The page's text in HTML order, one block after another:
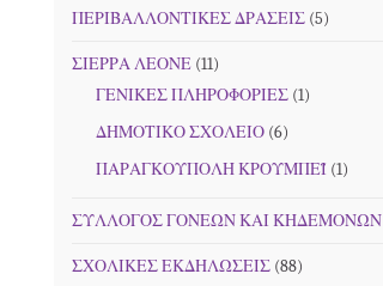
ΠΕΡΙΒΑΛΛΟΝΤΙΚΕΣ ΔΡΑΣΕΙΣ (5)
ΣΙΕΡΡΑ ΛΕΟΝΕ (11)
ΓΕΝΙΚΕΣ ΠΛΗΡΟΦΟΡΙΕΣ (1)
ΔΗΜΟΤΙΚΟ ΣΧΟΛΕΙΟ (6)
ΠΑΡΑΓΚΟΥΠΟΛΗ ΚΡΟΥΜΠΕΪ (1)
ΣΥΛΛΟΓΟΣ ΓΟΝΕΩΝ ΚΑΙ ΚΗΔΕΜΟΝΩΝ
ΣΧΟΛΙΚΕΣ ΕΚΔΗΛΩΣΕΙΣ (88)